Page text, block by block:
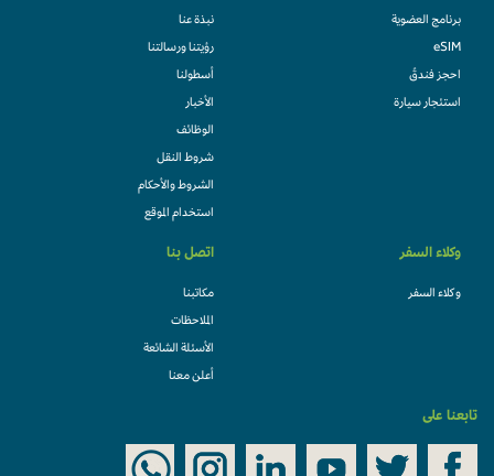
برنامج العضوية
eSIM
احجز فندقً
استئجار سيارة
نبذة عنا
رؤيتنا ورسالتنا
أسطولنا
الأخبار
الوظائف
شروط النقل
الشروط والأحكام
استخدام الموقع
وكلاء السفر
وكلاء السفر
اتصل بنا
مكاتبنا
الملاحظات
الأسئلة الشائعة
أعلن معنا
تابعنا على